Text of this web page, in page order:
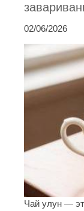
02/06/2026
Чай улун —